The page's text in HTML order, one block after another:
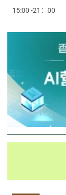
15:00 -21：00